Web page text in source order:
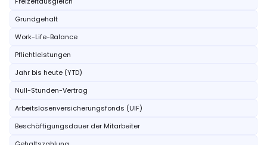
Grundgehalt
Work-Life-Balance
Pflichtleistungen
Jahr bis heute (YTD)
Null-Stunden-Vertrag
Arbeitslosenversicherungsfonds (UIF)
Beschäftigungsdauer der Mitarbeiter